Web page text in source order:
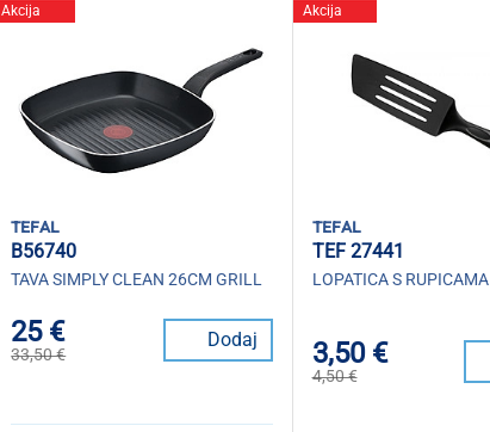
Akcija
tefal
B56740
TAVA SIMPLY CLEAN 26CM GRILL
25 €
33,50 €
Dodaj
Akcija
tefal
TEF 27441
LOPATICA S RUPICAMA
3,50 €
4,50 €